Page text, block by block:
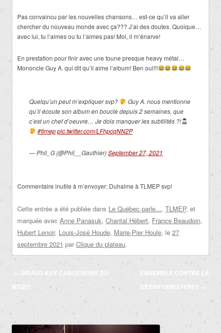
Pas convaincu par les nouvelles chansons… est-ce qu’il va aller
chercher du nouveau monde avec ça??? J’ai des doutes. Quoique…
avec lui, tu l’aimes ou tu l’aimes pas! Moi, il m’énarve!
En prestation pour finir avec une toune presque heavy métal…
Mononcle Guy A. qui dit qu’il aime l’album! Ben oui!!!
Quelqu’un peut m’expliquer svp?
Guy A. nous mentionne
qu’il écoute son album en boucle depuis 2 semaines, que
c’est un chef d’oeuvre… Je dois manquer les subtilités ?!
#tlmeppic.twitter.com/LFhpcqNN2P
— Phil_G (@Phil__Gauthier)September 27, 2021
Commentaire inutile à m’envoyer: Duhaime à TLMEP svp!
Cette entrée a été publiée dans Le Québec parle..., TLMEP, et
marquée avec Anne Panasuk, Chantal Hébert, France Beaudoin,
Hubert Lenoir, Louis-José Houde, Marie-Pier Houle, le 27
septembre 2021 par Clique du plateau.
Navigation
des
articles
BRAVO AUX CABOCHONS DU
MTQ!!!
ENSEMBLE CONTRE LA
DÉSINFORMATION!!!
→